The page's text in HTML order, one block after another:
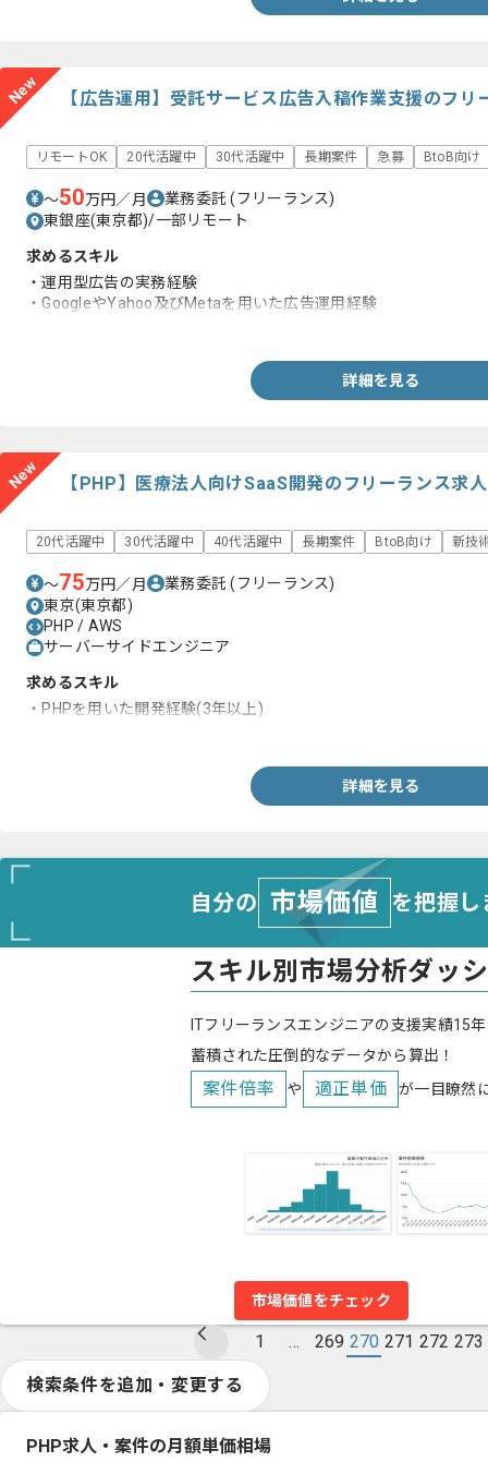
New 【広告運用】受託サービス広告入稿作業支援のフリ
リモートOK 20代活躍中 30代活躍中 長期案件 急募 BtoB向け
〜50万円／月 業務委託(フリーランス)
東銀座(東京都)/一部リモート
求めるスキル
・運用型広告の実務経験
・GoogleやYahoo及びMetaを用いた広告運用経験
詳細を見る
New 【PHP】医療法人向けSaaS開発のフリーランス求
20代活躍中 30代活躍中 40代活躍中 長期案件 BtoB向け 新技
〜75万円／月 業務委託(フリーランス)
東京(東京都)
PHP / AWS
サーバーサイドエンジニア
求めるスキル
・PHPを用いた開発経験(3年以上)
詳細を見る
自分の 市場価値 を把握
スキル別市場分析ダッ
ITフリーランスエンジニアの支援実績15
蓄積された圧倒的なデータから算出！
案件倍率 や 適正単価 が一目瞭然
市場価値をチェック
1 … 269 270 271 272 273
検索条件を追加・変更する
PHP求人・案件の月額単価相場